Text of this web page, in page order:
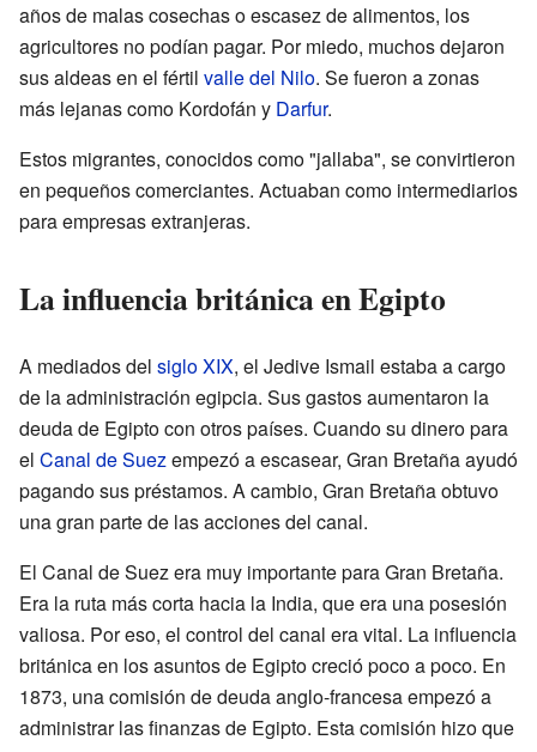
años de malas cosechas o escasez de alimentos, los
agricultores no podían pagar. Por miedo, muchos dejaron
sus aldeas en el fértil valle del Nilo. Se fueron a zonas
más lejanas como Kordofán y Darfur.
Estos migrantes, conocidos como "jallaba", se convirtieron
en pequeños comerciantes. Actuaban como intermediarios
para empresas extranjeras.
La influencia británica en Egipto
A mediados del siglo XIX, el Jedive Ismail estaba a cargo
de la administración egipcia. Sus gastos aumentaron la
deuda de Egipto con otros países. Cuando su dinero para
el Canal de Suezempezó a escasear, Gran Bretaña ayudó
pagando sus préstamos. A cambio, Gran Bretaña obtuvo
una gran parte de las acciones del canal.
El Canal de Suez era muy importante para Gran Bretaña.
Era la ruta más corta hacia la India, que era una posesión
valiosa. Por eso, el control del canal era vital. La influencia
británica en los asuntos de Egipto creció poco a poco. En
1873, una comisión de deuda anglo-francesa empezó a
administrar las finanzas de Egipto. Esta comisión hizo que